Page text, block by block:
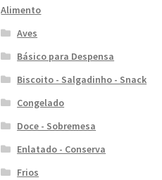
Alimento
Aves
Básico para Despensa
Biscoito - Salgadinho - Snack
Congelado
Doce - Sobremesa
Enlatado - Conserva
Frios